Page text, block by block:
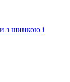
з шинкою і